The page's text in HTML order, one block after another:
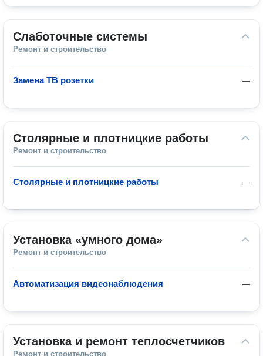
Слаботочные системы
Ремонт и строительство
—
Замена ТВ розетки
Столярные и плотницкие работы
Ремонт и строительство
—
Столярные и плотницкие работы
Установка «умного дома»
Ремонт и строительство
—
Автоматизация видеонаблюдения
Установка и ремонт теплосчетчиков
Ремонт и строительство